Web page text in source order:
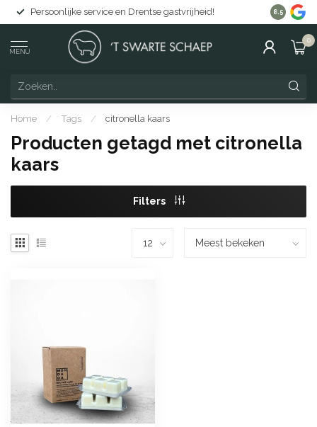
Persoonlijke service en Drentse gastvrijheid! Gratis
8.5
MENU
0
Home / Tags / citronella kaars
Producten getagd met citronella
kaars
Filters